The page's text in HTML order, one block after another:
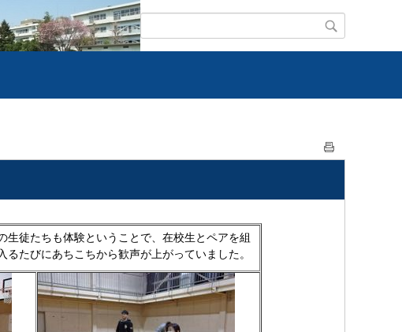
徒たちも体験ということで、在校生とペアを組
たびにあちこちから歓声が上がっていました。